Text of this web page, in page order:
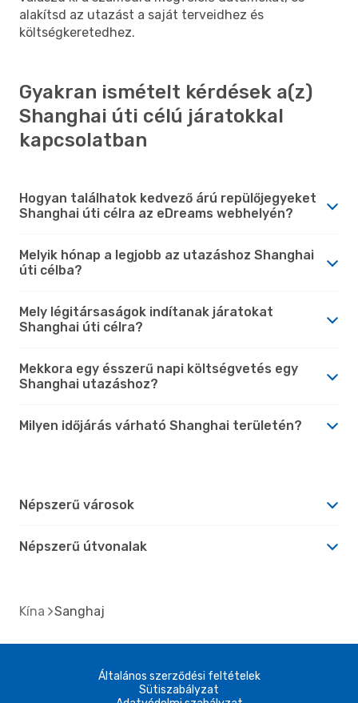
alakítsd az utazást a saját terveidhez és
költségkeretedhez.
Gyakran ismételt kérdések a(z)
Shanghai úti célú járatokkal
kapcsolatban
Hogyan találhatok kedvező árú repülőjegyeket
Shanghai úti célra az eDreams webhelyén?
Melyik hónap a legjobb az utazáshoz Shanghai
úti célba?
Mely légitársaságok indítanak járatokat
Shanghai úti célra?
Mekkora egy ésszerű napi költségvetés egy
Shanghai utazáshoz?
Milyen időjárás várható Shanghai területén?
Népszerű városok
Népszerű útvonalak
Kína Sanghaj
Általános szerződési feltételek
Sütiszabályzat